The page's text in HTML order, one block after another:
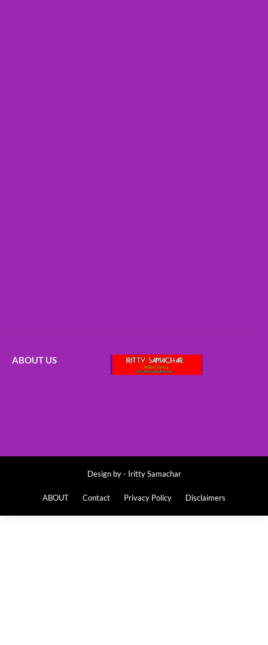
ABOUT US
Design by - Iritty Samachar
ABOUT Contact Privacy Policy Disclaimers